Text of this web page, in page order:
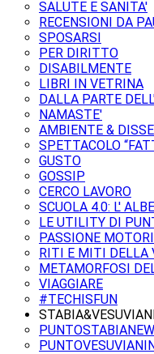
SALUTE E SANITA'
RECENSIONI DA
SPOSARSI
PER DIRITTO
DISABILMENTE
LIBRI IN VETRINA
DALLA PARTE
NAMASTE'
AMBIENTE &
SPETTACOLO
GUSTO
GOSSIP
CERCO LAVORO
SCUOLA 4.0: L'
LE UTILITY DI
PASSIONE MOTORI
RITI E MITI DELLA
METAMORFOSI
VIAGGIARE
#TECHISFUN